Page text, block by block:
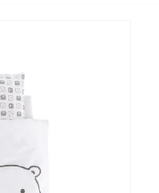
& Co
Juveniles
Dormir Para Bebé
El Año
Para Bebés